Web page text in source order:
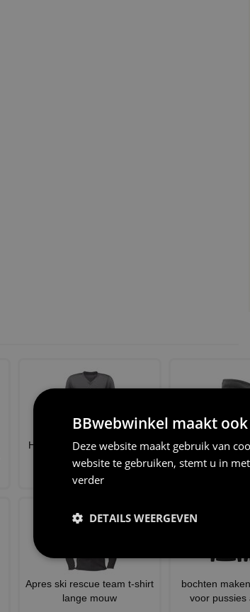
Heren v-hals shirt après ski
leraar gecertificeer
€ 24,95
Apres ski rescue team t-shirt
lange mouw
bochten
voor pussies
BBwebwinkel maakt
Deze website maakt gebruik van
website te gebruiken, stemt u in
verder
DETAILS WEERGEVEN